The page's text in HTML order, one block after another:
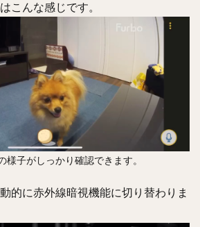
こんな感じです。
様子がしっかり確認できます。
的に赤外線暗視機能に切り替わりま